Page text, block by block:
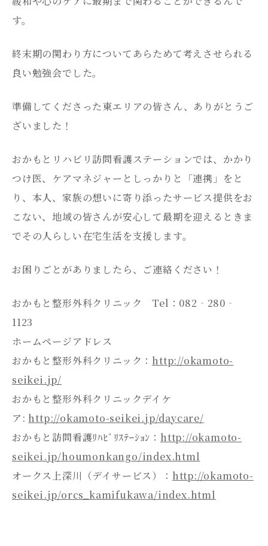
す。
終末期の関わり方についてあらためて考えさせられる
良い勉強会でした。
準備してくださった東エリアの皆さん、ありがとうご
ざいました！
おかもとリハビリ訪問看護ステーションでは、かかり
つけ医、ケアマネジャーとしっかりと「連携」をと
り、本人、家族の想いに寄り添ったサービス提供をお
こない、地域の皆さんが安心して最期を迎えるときま
でその人らしい在宅生活を支援します。
お困りごとがありましたら、ご連絡ください！
おかもと整形外科クリニック Tel：082‐280‐
1123
ホームページアドレス
おかもと整形外科クリニック：http://okamoto-
seikei.jp/
おかもと整形外科クリニックデイケ
ア:http://okamoto-seikei.jp/daycare/
おかもと訪問看護ﾘﾊﾋﾞﾘｽﾃｰｼｮﾝ：http://okamoto-
seikei.jp/houmonkango/index.html
オークス上深川（デイサービス）： http://okamoto-
seikei.jp/orcs_kamifukawa/index.html